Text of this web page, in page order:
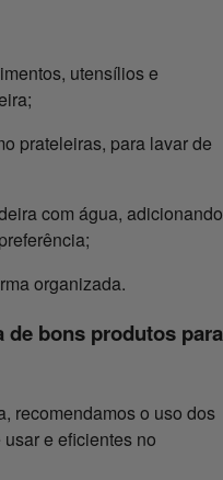
utensílios e
prateleiras, para lavar de
com água, adicionando
organizada.
de bons produtos para
recomendamos o uso dos
e eficientes no